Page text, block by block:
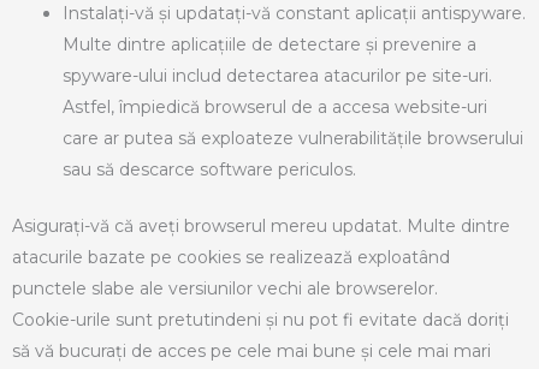
Instalați-vă și updatați-vă constant aplicații antispyware.
Multe dintre aplicațiile de detectare și prevenire a
spyware-ului includ detectarea atacurilor pe site-uri.
Astfel, împiedică browserul de a accesa website-uri
care ar putea să exploateze vulnerabilitățile browserului
sau să descarce software periculos.
Asigurați-vă că aveți browserul mereu updatat. Multe dintre
atacurile bazate pe cookies se realizează exploatând
punctele slabe ale versiunilor vechi ale browserelor.
Cookie-urile sunt pretutindeni și nu pot fi evitate dacă doriți
să vă bucurați de acces pe cele mai bune și cele mai mari